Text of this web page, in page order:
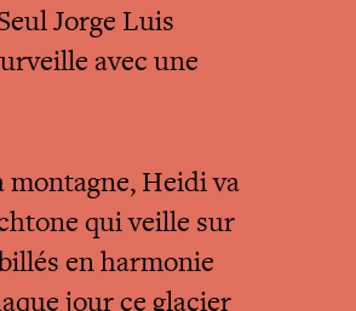
Jorge Luis
avec une
montagne, Heidi va
qui veille sur
en harmonie
jour ce glacier